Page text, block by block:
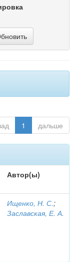
1 дальше
Автор(ы)
Ищенко, Н. С.;
Заславская, Е. А.